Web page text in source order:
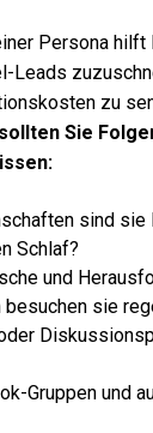
Persona hilft
Leads
zu
Sie
sind
Schlaf?
und
sie
Gruppen und